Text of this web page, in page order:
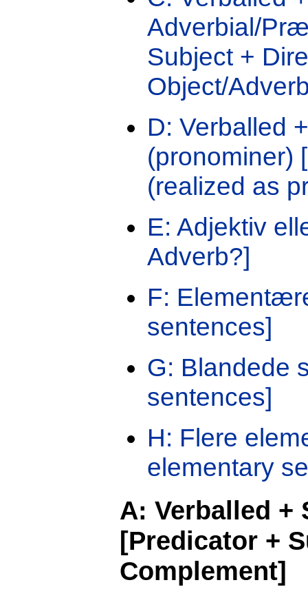
Adverbial/
Subject +
Object/
D: Verballed
(pronominer)
(realized as
E: Adjektiv
Adverb?]
F:
sentences]
G: Blandede
sentences]
H: Flere
elementary
A: Verballed
[Predicator +
Complement]